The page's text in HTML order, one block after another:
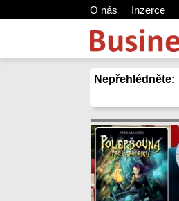
O nás Inzerce
Nepřehlédněte: